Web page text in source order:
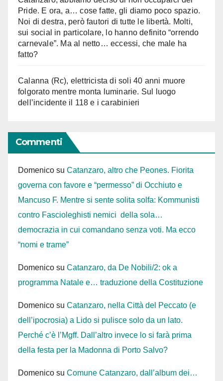
Pride. E ora, a… cose fatte, gli diamo poco spazio.
Noi di destra, però fautori di tutte le libertà. Molti,
sui social in particolare, lo hanno definito “orrendo
carnevale”. Ma al netto… eccessi, che male ha
fatto?
Calanna (Rc), elettricista di soli 40 anni muore
folgorato mentre monta luminarie. Sul luogo
dell’incidente il 118 e i carabinieri
Commenti
Domenico su Catanzaro, altro che Peones. Fiorita
governa con favore e “permesso” di Occhiuto e
Mancuso F. Mentre si sente solita solfa: Kommunisti
contro Fascioleghisti nemici della sola…
democrazia in cui comandano senza voti. Ma ecco
“nomi e trame”
Domenico su Catanzaro, da De Nobili/2: ok a
programma Natale e… traduzione della Costituzione
Domenico su Catanzaro, nella Città del Peccato (e
dell’ipocrosia) a Lido si pulisce solo da un lato.
Perché c’è l’Mgff. Dall’altro invece lo si farà prima
della festa per la Madonna di Porto Salvo?
Domenico su Comune Catanzaro, dall’album dei…